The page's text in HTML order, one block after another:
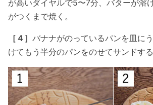
が高いダイヤルで5〜7分、バターが溶
がつくまで焼く。
［４］ バナナがのっているパンを皿に
けてもう半分のパンをのせてサンドする